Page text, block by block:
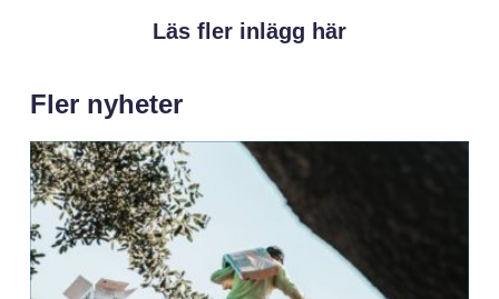
Läs fler inlägg här
Fler nyheter